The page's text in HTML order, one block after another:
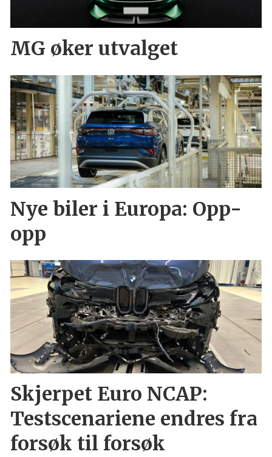
MG øker utvalget
Nye biler i Europa: Opp-
opp
Skjerpet Euro NCAP:
Testscenariene endres fra
forsøk til forsøk